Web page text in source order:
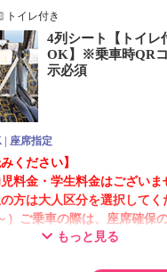
トイレ付き
4列シート【トイレ
OK】※乗車時QR
示必須
座席指定
ください】
料金・学生料金はございま
方は大人区分を選択してく
）ご乗車の際は、座席確保
必要です。もっと見る